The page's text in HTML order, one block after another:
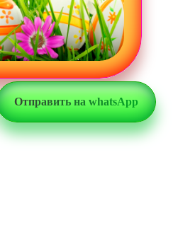
Отправить на whatsApp